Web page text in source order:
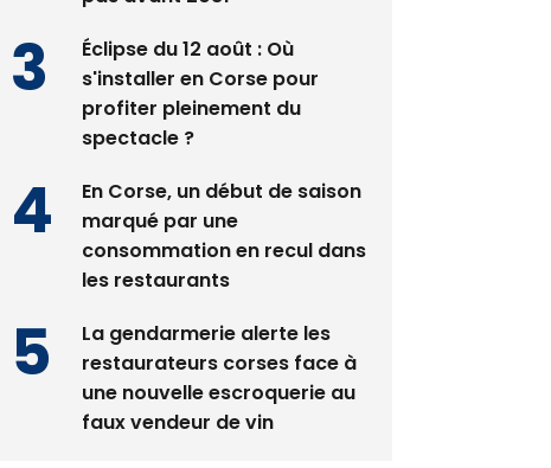
Éclipse du 12 août : Où
s'installer en Corse pour
profiter pleinement du
spectacle ?
En Corse, un début de saison
marqué par une
consommation en recul dans
les restaurants
La gendarmerie alerte les
restaurateurs corses face à
une nouvelle escroquerie au
faux vendeur de vin